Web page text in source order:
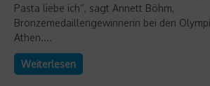
Pasta liebe ich“, sagt Annett Böhm,
Bronzemedaillengewinnerin bei den
Athen....
Weiterlesen